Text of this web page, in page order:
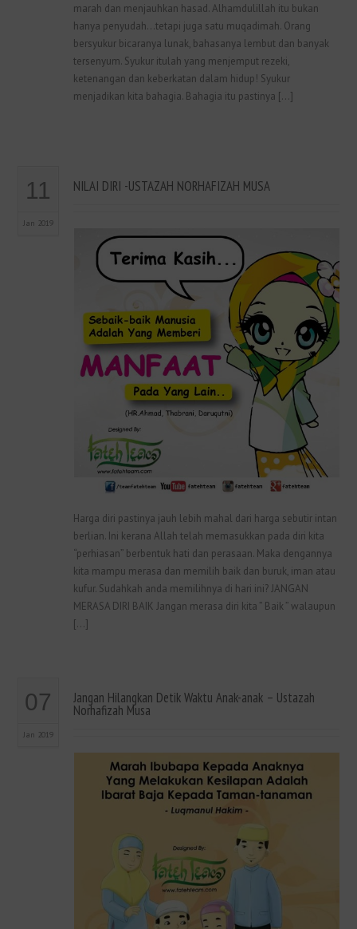
marah dan menjauhkan hasad. Alhamdulillah itu bukan
hanya penyudah…tetapi juga satu muqadimah. Orang
bersyukur bicaranya lunak, bahasanya lembut dan banyak
tersenyum. Syukur itulah yang menjemput rezeki,
ketenangan dan keberkatan dalam hidup! Syukur
menjadikan kita bahagia. Bahagia itu pastinya […]
11
Jan 2019
NILAI DIRI -USTAZAH NORHAFIZAH MUSA
Harga diri pastinya jauh lebih mahal dari harga sebutir intan
berlian. Ini kerana Allah telah memasukkan pada diri kita
“perhiasan” berbentuk hati dan perasaan. Maka dengannya
kita mampu merasa dan memilih baik dan buruk, iman atau
kufur. Sudahkah anda memilihnya di hari ini? JANGAN
MERASA DIRI BAIK Jangan merasa diri kita ” Baik ” walaupun
[…]
07
Jan 2019
Jangan Hilangkan Detik Waktu Anak-anak – Ustazah
Norhafizah Musa